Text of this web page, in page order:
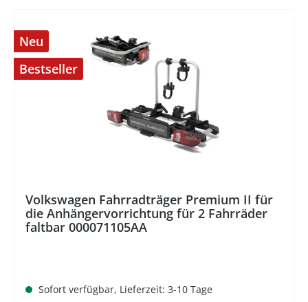
Neu
Bestseller
Volkswagen Fahrradträger Premium II für
die Anhängervorrichtung für 2 Fahrräder
faltbar 000071105AA
Sofort verfügbar, Lieferzeit: 3-10 Tage